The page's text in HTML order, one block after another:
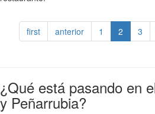
first anterior 1 2 3
¿Qué está pasando en
y Peñarrubia?